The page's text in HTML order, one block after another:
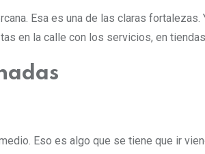
Esa es una de las claras
en la calle con los servicios, en
Eso es algo que se tiene que ir